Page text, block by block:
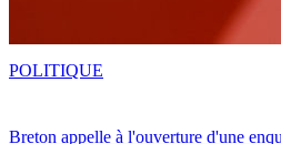
Breton appelle à l'ouverture d'une
POLITIQUE